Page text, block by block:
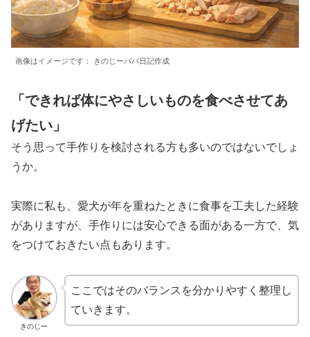
画像はイメージです： きのじーパパ日記作成
「できれば体にやさしいものを食べさせてあ
げたい」
そう思って手作りを検討される方も多いのではないでしょ
うか。
実際に私も、愛犬が年を重ねたときに食事を工夫した経験
がありますが、手作りには安心できる面がある一方で、気
をつけておきたい点もあります。
きのじー
ここではそのバランスを分かりやすく整理し
ていきます。